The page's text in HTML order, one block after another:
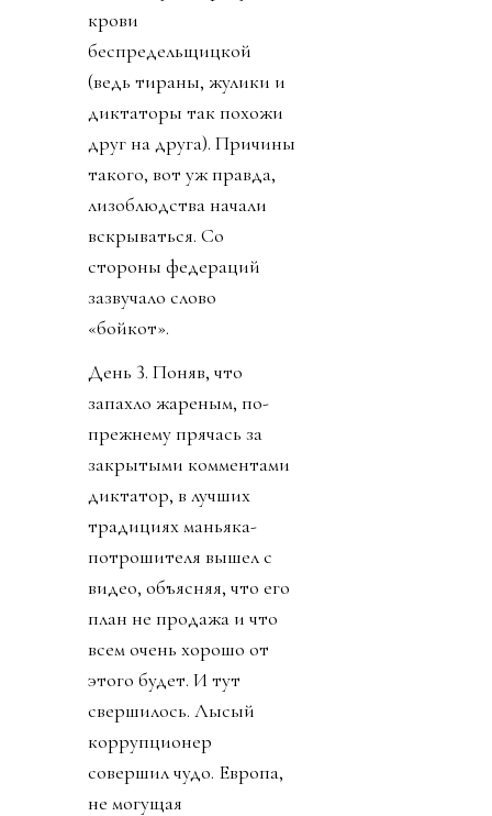
крови
беспредельщицкой
(ведь тираны, жулики и
диктаторы так похожи
друг на друга). Причины
такого, вот уж правда,
лизоблюдства начали
вскрываться. Со
стороны федераций
зазвучало слово
«бойкот».
День 3. Поняв, что
запахло жареным, по-
прежнему прячась за
закрытыми комментами
диктатор, в лучших
традициях маньяка-
потрошителя вышел с
видео, объясняя, что его
план не продажа и что
всем очень хорошо от
этого будет. И тут
свершилось. Лысый
коррупционер
совершил чудо. Европа,
не могущая